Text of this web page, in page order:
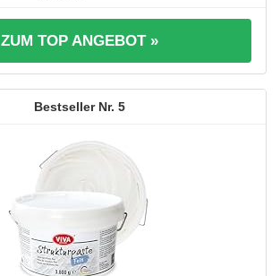
ZUM TOP ANGEBOT »
5